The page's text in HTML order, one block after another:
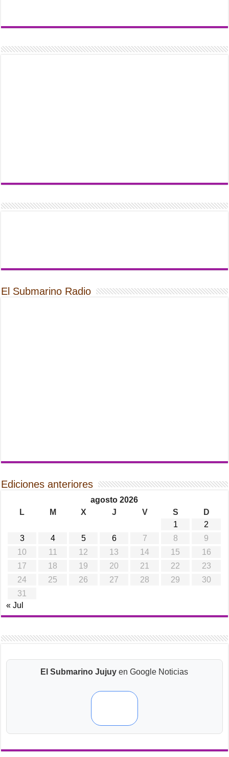
El Submarino Radio
Ediciones anteriores
agosto 2026
L
M X J V S
D
1
2
3
4 5 6 7 8
9
10
11 12 13 14 15
16
17
18 19 20 21 22
23
24
25 26 27 28 29
30
31
« Jul
El Submarino Jujuy en Google Noticias